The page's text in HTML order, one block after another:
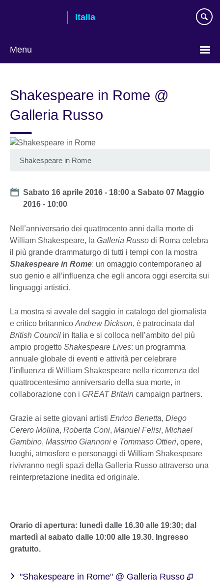
Italia
Menu
Shakespeare in Rome @
Galleria Russo
Shakespeare in Rome
Date
Sabato 16 aprile 2016 - 18:00 aSabato 07 Maggio
2016 - 10:00
Nell’anniversario dei quattrocento anni dalla morte di
William Shakespeare, la Galleria Russo di Roma celebra
il più grande drammaturgo di tutti i tempi con la mostra
Shakespeare in Rome: un omaggio contemporaneo al
suo genio e all’influenza che egli ancora oggi esercita sui
linguaggi artistici.
La mostra si avvale del saggio in catalogo del giornalista
e critico britannicoAndrew Dickson, è patrocinata dal
British Council in Italia e si colloca nell’ambito del più
ampio progetto Shakespeare Lives: un programma
annuale globale di eventi e attività per celebrare
l’influenza di William Shakespeare nella ricorrenza del
quattrocentesimo anniversario della sua morte, in
collaborazione con i GREAT Britain campaign partners.
Grazie ai sette giovani artisti Enrico Benetta, Diego
Cerero Molina, Roberta Coni, Manuel Felisi, Michael
Gambino, Massimo Giannoni e Tommaso Ottieri, opere,
luoghi, atmosfere e personaggi di William Shakespeare
rivivranno negli spazi della Galleria Russo attraverso una
reinterpretazione inedita ed originale.
Orario di apertura: lunedì dalle 16.30 alle 19:30; dal
martedì al sabato dalle 10:00 alle 19.30. Ingresso
gratuito.
"Shakespeare in Rome" @ Galleria Russo